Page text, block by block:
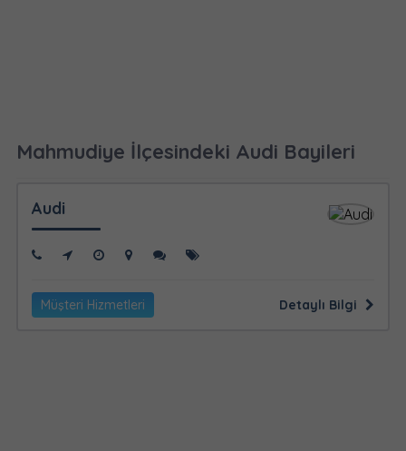
Mahmudiye İlçesindeki Audi Bayileri
Audi
Müşteri Hizmetleri Detaylı Bilgi